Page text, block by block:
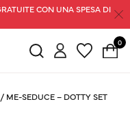
CON UNA SPESA DI
0
/ ME-SEDUCE – DOTTY SET